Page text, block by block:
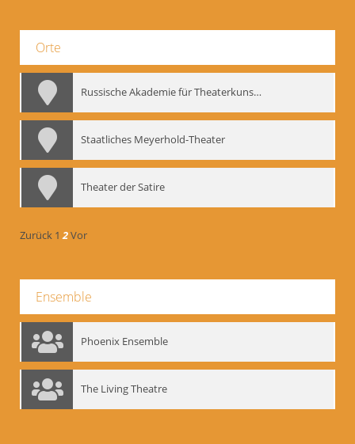
Orte
Russische Akademie für Theaterkunst – GITIS
Staatliches Meyerhold-Theater
Theater der Satire
Zurück 1 2Vor
Ensemble
Phoenix Ensemble
The Living Theatre